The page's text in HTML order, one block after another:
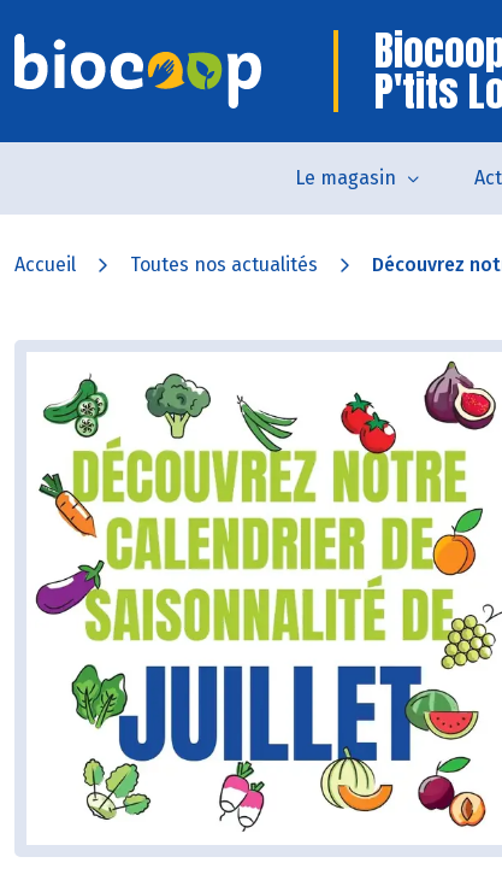
P'tits
Le magasin
Accueil Toutes nos actualités Découvrez